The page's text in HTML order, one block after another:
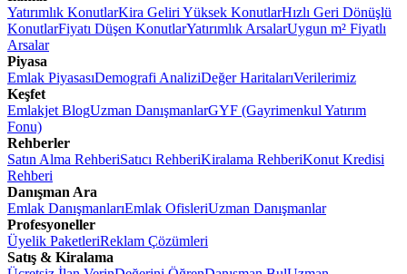
Yatırımlık KonutlarKira Geliri Yüksek KonutlarHızlı Geri Dönüşlü
KonutlarFiyatı Düşen KonutlarYatırımlık ArsalarUygun m² Fiyatlı
Arsalar
Piyasa
Emlak PiyasasıDemografi AnaliziDeğer HaritalarıVerilerimiz
Keşfet
Emlakjet BlogUzman DanışmanlarGYF (Gayrimenkul Yatırım
Fonu)
Rehberler
Satın Alma RehberiSatıcı RehberiKiralama RehberiKonut Kredisi
Rehberi
Danışman Ara
Emlak DanışmanlarıEmlak OfisleriUzman Danışmanlar
Profesyoneller
Üyelik PaketleriReklam Çözümleri
Satış & Kiralama